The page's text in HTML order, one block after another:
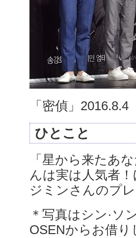
「密偵」2016.8.4
ひとこと
「星から来たあ
んは実は人気者
ジミンさんのプ
＊写真はシン·ソ
OSENからお借り